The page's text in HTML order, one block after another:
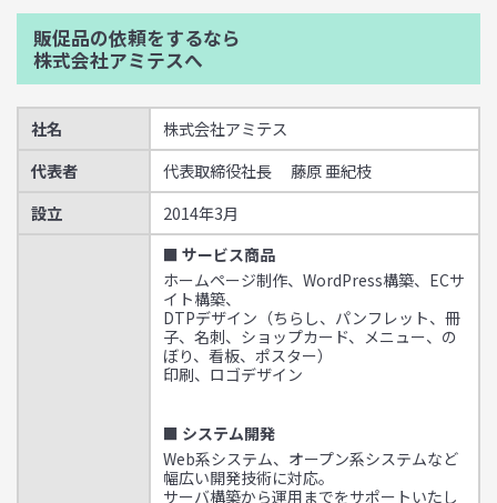
販促品の依頼をするなら
株式会社アミテスへ
社名
株式会社アミテス
代表者
代表取締役社長 藤原 亜紀枝
設立
2014年3月
■ サービス商品
ホームページ制作、WordPress構築、ECサ
イト構築、
DTPデザイン（ちらし、パンフレット、冊
子、名刺、ショップカード、メニュー、の
ぼり、看板、ポスター）
印刷、ロゴデザイン
■ システム開発
Web系システム、オープン系システムなど
幅広い開発技術に対応。
サーバ構築から運用までをサポートいたし